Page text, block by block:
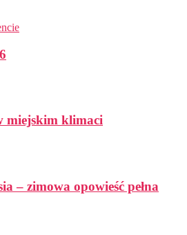
miejskim klimaci
– zimowa opowieść pełna